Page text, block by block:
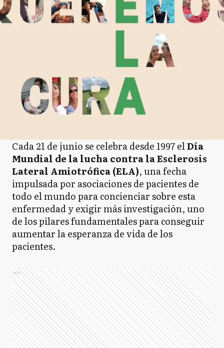
Cada 21 de junio se celebra desde 1997 elDía
Mundial de la lucha contra la Esclerosis
Lateral Amiotrófica (ELA), una fecha
impulsada por asociaciones de pacientes de
todo el mundo para concienciar sobre esta
enfermedad y exigir más investigación, uno
de los pilares fundamentales para conseguir
aumentar la esperanza de vida de los
pacientes.
Ads